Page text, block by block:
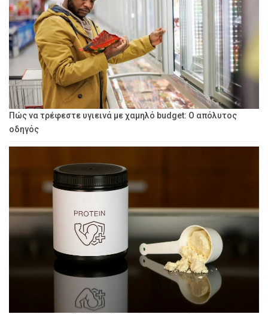
Πώς να τρέφεστε υγιεινά με χαμηλό budget: Ο απόλυτος
οδηγός